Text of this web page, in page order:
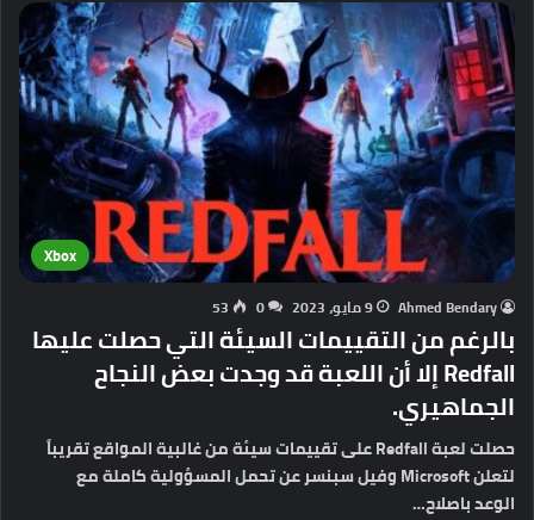
Xbox
Ahmed Bendary 9 مايو، 2023 0
53
بالرغم من التقييمات السيئة التي حصلت عليها
Redfall إلا أن اللعبة قد وجدت بعض النجاح
الجماهيري.
حصلت لعبة Redfall على تقييمات سيئة من غالبية المواقع تقريباً
لتعلن Microsoft وفيل سبنسر عن تحمل المسؤولية كاملة مع
الوعد باصلاح…